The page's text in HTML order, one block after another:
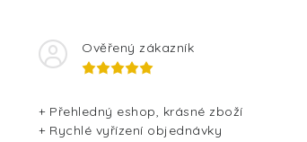
Ověřený zákazník
+ Přehledný eshop, krásné zboží
+ Rychlé vyřízení objednávky